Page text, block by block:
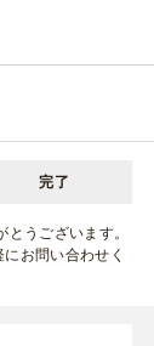
完了
うございます。
お問い合わせく